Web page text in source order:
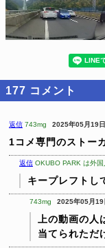
177 コメント
返信 743mg 2025年05月19
1コメ専門のストー
返信 OKUBO PARK は外
キープレフトし
743mg 2025年05月
上の動画の人
当てられただ